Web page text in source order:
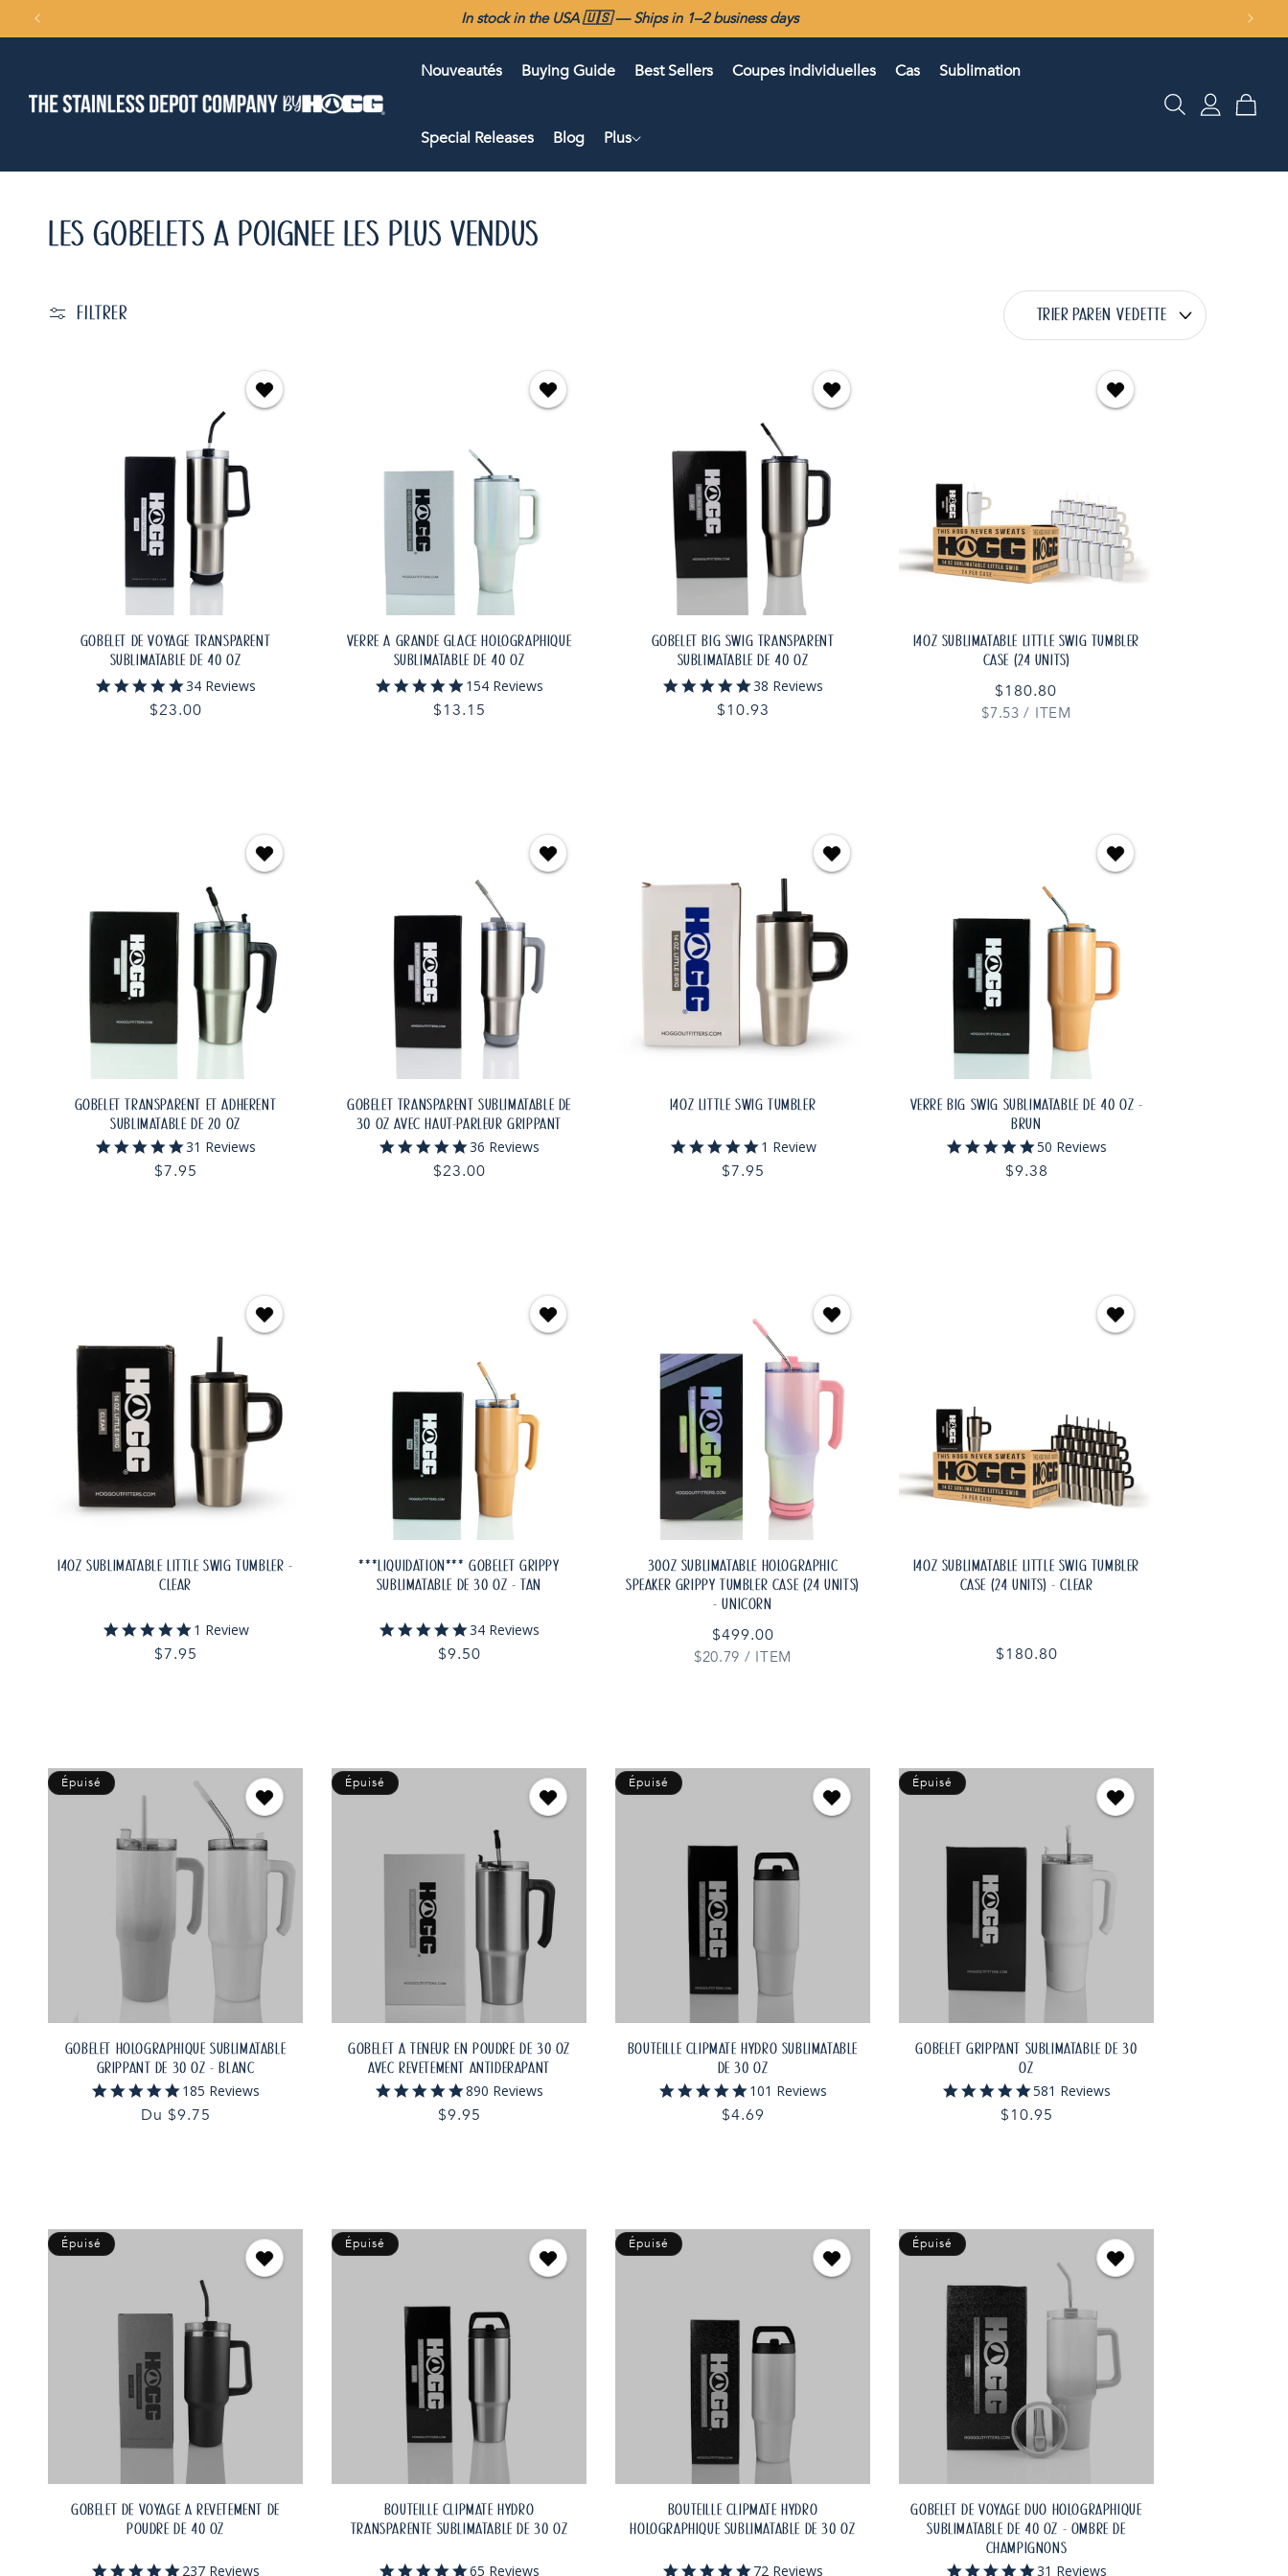
PASSER
AU
In stock in the USA 🇺🇸 — Ships in 1–2 business days
Nouveautés Buying Guide Best Sellers Coupes individuelles Cas Sublimation
Special Releases Blog Plus
Connexion
Panier
LES GOBELETS À POIGNÉE LES PLUS VENDUS
FILTRER TRIER PAR :EN VEDETTE
GOBELET DE VOYAGE TRANSPARENT
SUBLIMATABLE DE 40 OZ
4.8
star
rating
34 Reviews
Prix
$23.00
VERRE À GRANDE GLACE HOLOGRAPHIQUE
SUBLIMATABLE DE 40 OZ
5.0
star
rating
154 Reviews
Prix
$13.15
GOBELET BIG SWIG TRANSPARENT
SUBLIMATABLE DE 40 OZ
5.0
star
rating
38 Reviews
Prix
$10.93
14OZ SUBLIMATABLE LITTLE SWIG TUMBLER
CASE (24 UNITS)
Prix
habituel
$180.80
PRIX
$7.53 / PAR
ITEM
GOBELET TRANSPARENT ET ADHERENT
SUBLIMATABLE DE 20 OZ
4.8
star
rating
31 Reviews
Prix
$7.95
GOBELET TRANSPARENT SUBLIMATABLE DE
30 OZ AVEC HAUT-PARLEUR GRIPPANT
4.9
star
rating
36 Reviews
Prix
$23.00
14OZ LITTLE SWIG TUMBLER
5.0
star
rating
1 Review
Prix
$7.95
VERRE BIG SWIG SUBLIMATABLE DE 40 OZ -
BRUN
4.9
star
rating
50 Reviews
Prix
$9.38
14OZ SUBLIMATABLE LITTLE SWIG TUMBLER -
CLEAR
5.0
star
rating
1 Review
Prix
$7.95
***LIQUIDATION*** GOBELET GRIPPY
SUBLIMATABLE DE 30 OZ - TAN
4.9
star
rating
34 Reviews
Prix
$9.50
30OZ SUBLIMATABLE HOLOGRAPHIC
SPEAKER GRIPPY TUMBLER CASE (24 UNITS)
- UNICORN
Prix
habituel
$499.00
PRIX
$20.79 / PAR
ITEM
14OZ SUBLIMATABLE LITTLE SWIG TUMBLER
CASE (24 UNITS) - CLEAR
Prix
$180.80
Épuisé
GOBELET HOLOGRAPHIQUE SUBLIMATABLE
GRIPPANT DE 30 OZ - BLANC
4.9
star
rating
185 Reviews
Prix
Du $9.75
Épuisé
GOBELET À TENEUR EN POUDRE DE 30 OZ
AVEC REVÊTEMENT ANTIDÉRAPANT
4.9
star
rating
890 Reviews
Prix
$9.95
Épuisé
BOUTEILLE CLIPMATE HYDRO SUBLIMATABLE
DE 30 OZ
4.8
star
rating
101 Reviews
Prix
$4.69
Épuisé
GOBELET GRIPPANT SUBLIMATABLE DE 30
OZ
4.9
star
rating
581 Reviews
Prix
$10.95
Épuisé
GOBELET DE VOYAGE À REVÊTEMENT DE
POUDRE DE 40 OZ
4.9
237 Reviews
Épuisé
BOUTEILLE CLIPMATE HYDRO
TRANSPARENTE SUBLIMATABLE DE 30 OZ
4.9
65 Reviews
Épuisé
BOUTEILLE CLIPMATE HYDRO
HOLOGRAPHIQUE SUBLIMATABLE DE 30 OZ
4.9
72 Reviews
Épuisé
GOBELET DE VOYAGE DUO HOLOGRAPHIQUE
SUBLIMATABLE DE 40 OZ - OMBRE DE
CHAMPIGNONS
5.0
31 Reviews